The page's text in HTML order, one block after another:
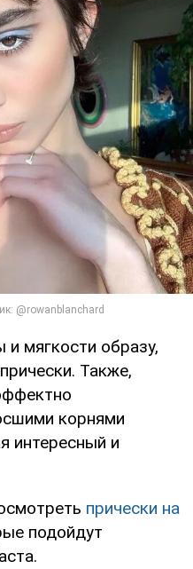
мягкости образу,
Также,
корнями
интересный и
прически на
подойдут